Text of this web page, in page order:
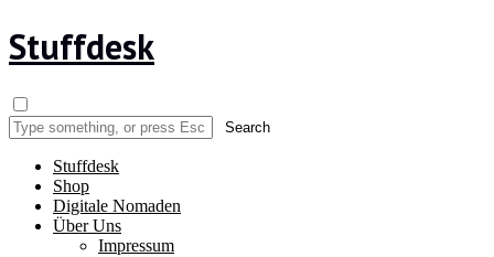
Stuffdesk
Stuffdesk
Shop
Digitale Nomaden
Über Uns
Impressum